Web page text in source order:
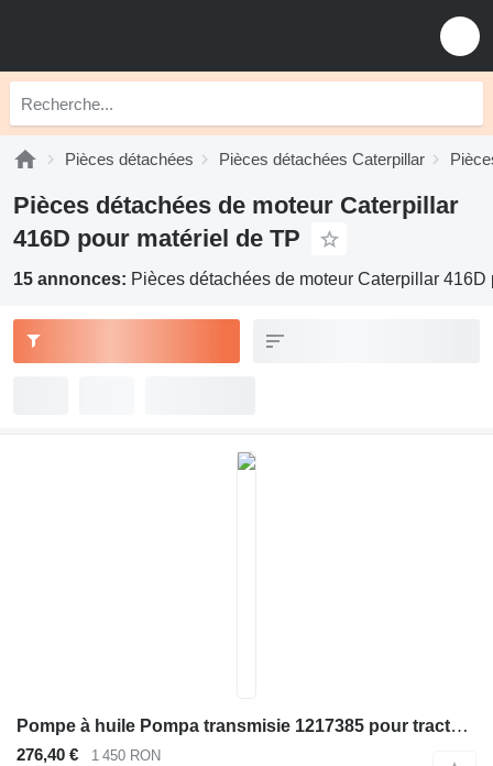
Pièces détachées Pièces détachées Caterpillar
Pièces détachées de moteur Caterpillar
416D pour matériel de TP
15 annonces: Pièces détachées de moteur Caterpillar 416D
Pompe à huile Pompa transmisie 1217385 pour tractopelle Caterpillar 414E , 416C , 416D , 416E , 416F , 420D , 420E , 420F , 422E , 422F , 424B , 424B HD , 424D , 426C , 428C , 428D , 428E , 428F , 430D , 430E , 430F , 432D , 432E , 432F , 434E , 434F , 436C , 438C , 438D , 442D , 442E , 444E , 444F
276,40 € 1 450 RON